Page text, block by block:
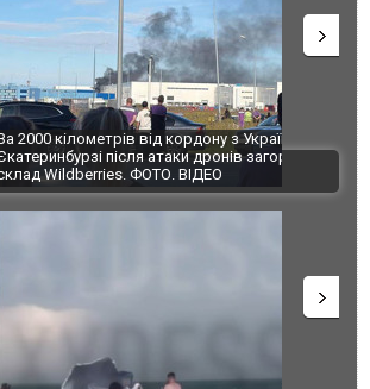
від кордону з Україною: в
після атаки дронів загорівся
ФОТО. ВІДЕО
"Мої
ВІДЕО